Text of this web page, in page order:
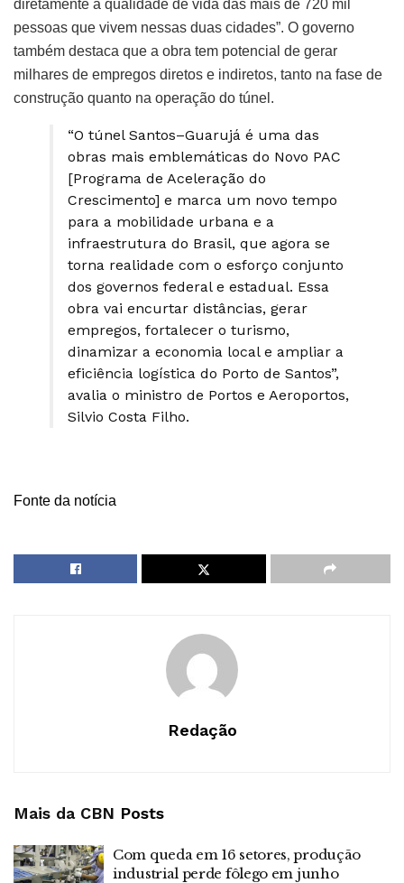
diretamente a qualidade de vida das mais de 720 mil
pessoas que vivem nessas duas cidades”. O governo
também destaca que a obra tem potencial de gerar
milhares de empregos diretos e indiretos, tanto na fase de
construção quanto na operação do túnel.
“O túnel Santos–Guarujá é uma das
obras mais emblemáticas do Novo PAC
[Programa de Aceleração do
Crescimento] e marca um novo tempo
para a mobilidade urbana e a
infraestrutura do Brasil, que agora se
torna realidade com o esforço conjunto
dos governos federal e estadual. Essa
obra vai encurtar distâncias, gerar
empregos, fortalecer o turismo,
dinamizar a economia local e ampliar a
eficiência logística do Porto de Santos”,
avalia o ministro de Portos e Aeroportos,
Silvio Costa Filho.
Fonte da notícia
Redação
Mais da CBN Posts
Com queda em 16 setores, produção
industrial perde fôlego em junho